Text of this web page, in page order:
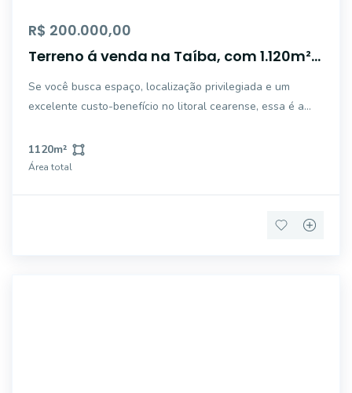
R$ 200.000,00
Terreno á venda na Taíba, com 1.120m²
Se você busca espaço, localização privilegiada e um
excelente custo-benefício no litoral cearense, essa é a
formando uma única área de 1.120m² (14 x 40 cada lote
1120m²
Área total